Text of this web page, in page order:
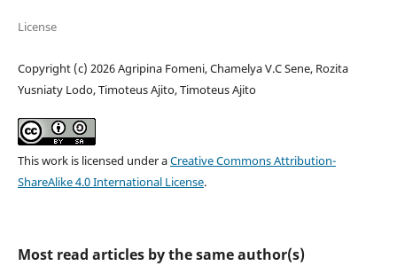
License
Copyright (c) 2026 Agripina Fomeni, Chamelya V.C Sene, Rozita
Yusniaty Lodo, Timoteus Ajito, Timoteus Ajito
This work is licensed under aCreative Commons Attribution-
ShareAlike 4.0 International License.
Most read articles by the same author(s)